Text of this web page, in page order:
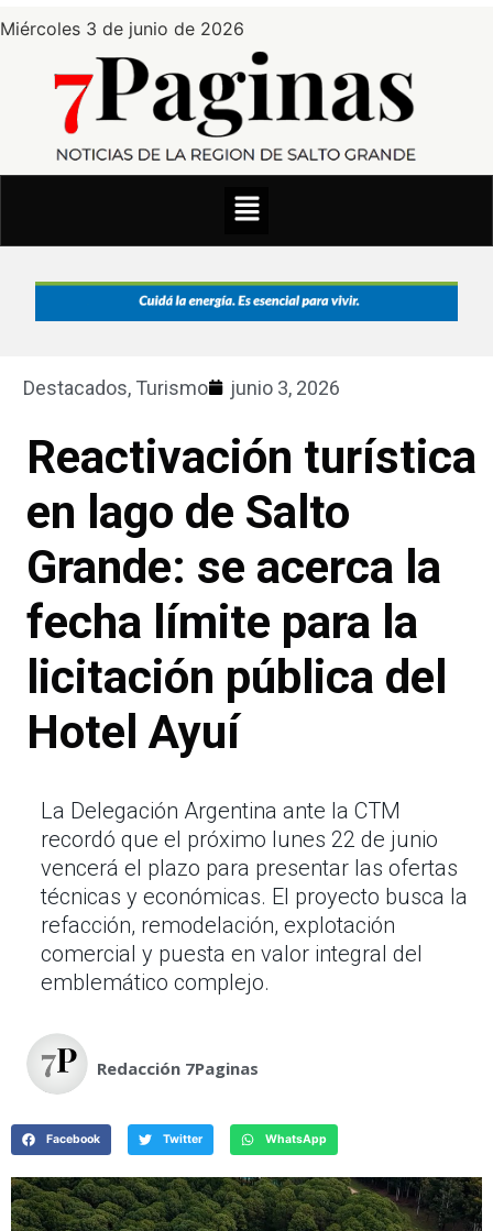
Miércoles 3 de junio de 2026
Destacados, Turismo junio 3, 2026
Reactivación turística
en lago de Salto
Grande: se acerca la
fecha límite para la
licitación pública del
Hotel Ayuí
La Delegación Argentina ante la CTM
recordó que el próximo lunes 22 de junio
vencerá el plazo para presentar las ofertas
técnicas y económicas. El proyecto busca la
refacción, remodelación, explotación
comercial y puesta en valor integral del
emblemático complejo.
Redacción 7Paginas
Facebook Twitter WhatsApp